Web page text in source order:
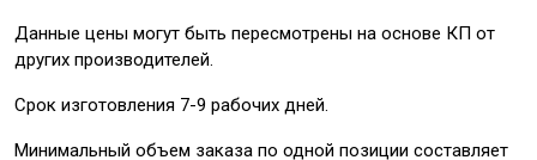
Данные цены могут быть пересмотрены на основе КП от
других производителей.
Срок изготовления 7-9 рабочих дней.
Минимальный объем заказа по одной позиции составляет